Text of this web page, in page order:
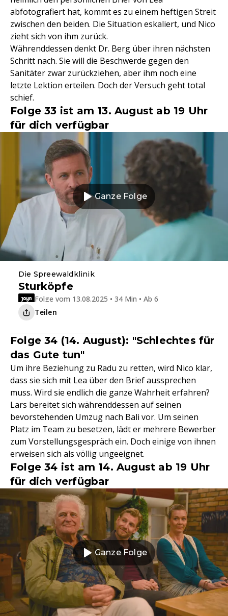
abfotografiert hat, kommt es zu einem heftigen Streit
zwischen den beiden. Die Situation eskaliert, und Nico
zieht sich von ihm zurück.
Währenddessen denkt Dr. Berg über ihren nächsten
Schritt nach. Sie will die Beschwerde gegen den
Sanitäter zwar zurückziehen, aber ihm noch eine
letzte Lektion erteilen. Doch der Versuch geht total
schief.
Folge 33 ist am 13. August ab 19 Uhr
für dich verfügbar
Ganze Folge
Die Spreewaldklinik
Sturköpfe
Folge vom 13.08.2025 • 34 Min • Ab 6
Teilen
Folge 34 (14. August): "Schlechtes für
das Gute tun"
Um ihre Beziehung zu Radu zu retten, wird Nico klar,
dass sie sich mit Lea über den Brief aussprechen
muss. Wird sie endlich die ganze Wahrheit erfahren?
Lars bereitet sich währenddessen auf seinen
bevorstehenden Umzug nach Bali vor. Um seinen
Platz im Team zu besetzen, lädt er mehrere Bewerber
zum Vorstellungsgespräch ein. Doch einige von ihnen
erweisen sich als völlig ungeeignet.
Folge 34 ist am 14. August ab 19 Uhr
für dich verfügbar
Ganze Folge